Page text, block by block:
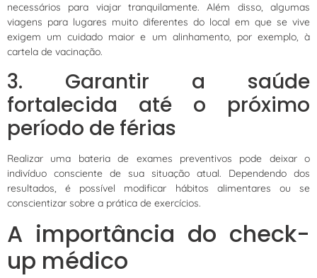
necessários para viajar tranquilamente. Além disso, algumas
viagens para lugares muito diferentes do local em que se vive
exigem um cuidado maior e um alinhamento, por exemplo, à
cartela de vacinação.
3. Garantir a saúde
fortalecida até o próximo
período de férias
Realizar uma bateria de exames preventivos pode deixar o
indivíduo consciente de sua situação atual. Dependendo dos
resultados, é possível modificar hábitos alimentares ou se
conscientizar sobre a prática de exercícios.
A importância do check-
up médico